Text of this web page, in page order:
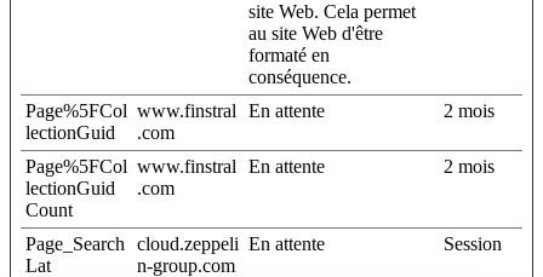
site Web. Cela permet
au site Web d'être
formaté en
conséquence.
Page%5FCol
lectionGuid
www.finstral
.com
En attente 2 mois
Page%5FCol
lectionGuid
Count
www.finstral
.com
En attente 2 mois
Page_Search
Lat
cloud.zeppeli
n-group.com
En attente Session